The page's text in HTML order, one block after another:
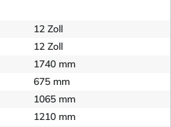
12 Zoll
12 Zoll
1740 mm
675 mm
1065 mm
1210 mm